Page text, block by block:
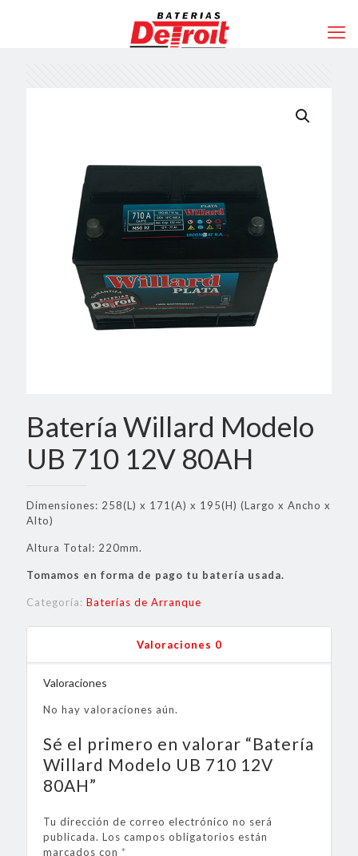
Batería Willard Modelo
UB 710 12V 80AH
Dimensiones: 258(L) x 171(A) x 195(H) (Largo x Ancho x
Alto)
Altura Total: 220mm.
Tomamos en forma de pago tu batería usada.
Categoría: Baterías de Arranque
Valoraciones 0
Valoraciones
No hay valoraciones aún.
Sé el primero en valorar “Batería
Willard Modelo UB 710 12V
80AH”
Tu dirección de correo electrónico no será
publicada. Los campos obligatorios están
marcados con *